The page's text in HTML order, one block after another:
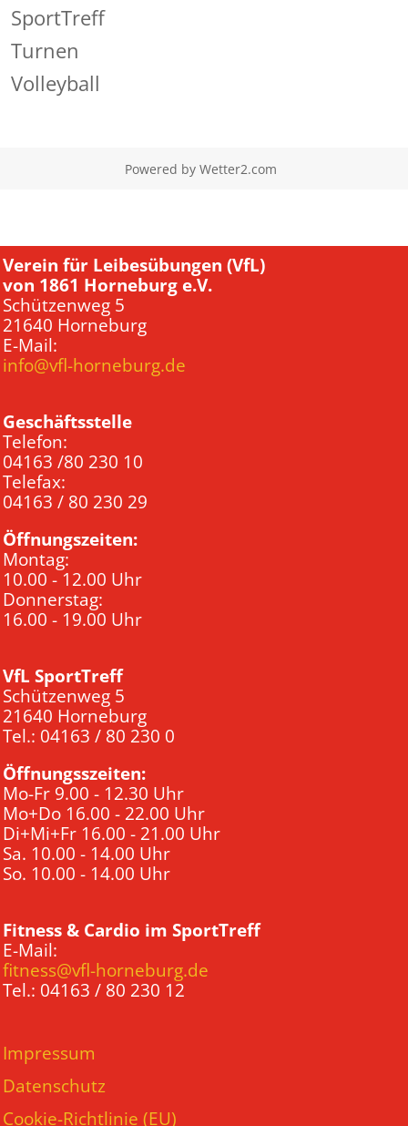
SportTreff
Turnen
Volleyball
Powered by Wetter2.com
Verein für Leibesübungen (VfL)
von 1861 Horneburg e.V.
Schützenweg 5
21640 Horneburg
E-Mail:
info@vfl-horneburg.de
Geschäftsstelle
Telefon:
04163 /80 230 10
Telefax:
04163 / 80 230 29
Öffnungszeiten:
Montag:
10.00 - 12.00 Uhr
Donnerstag:
16.00 - 19.00 Uhr
VfL SportTreff
Schützenweg 5
21640 Horneburg
Tel.: 04163 / 80 230 0
Öffnungsszeiten:
Mo-Fr 9.00 - 12.30 Uhr
Mo+Do 16.00 - 22.00 Uhr
Di+Mi+Fr 16.00 - 21.00 Uhr
Sa. 10.00 - 14.00 Uhr
So. 10.00 - 14.00 Uhr
Fitness & Cardio im SportTreff
E-Mail:
fitness@vfl-horneburg.de
Tel.: 04163 / 80 230 12
Impressum
Datenschutz
Cookie-Richtlinie (EU)